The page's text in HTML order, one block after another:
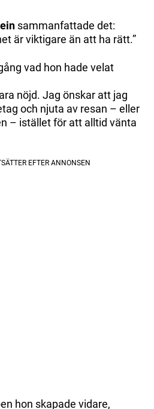
sammanfattade det:
är viktigare än att ha rätt.”
vad hon hade velat
nöjd. Jag önskar att jag
och njuta av resan – eller
– istället för att alltid vänta
hon skapade vidare,